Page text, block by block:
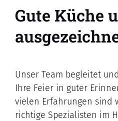
Gute Küche
Unser Team begleitet
Ihre Feier in guter
vielen Erfahrungen sind
richtige Spezialisten im